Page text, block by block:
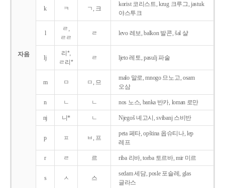
자음
k ㅋ ㄱ, 크
korist 코리스트, krug 크루그, jastuk
야스투크
l
ㄹ,
ㄹㄹ
ㄹ levo 레보, balkon 발콘, šal 샬
lj
리*,
ㄹ리*
ㄹ ljeto 레토, pasulj 파술
m ㅁ ㅁ, 므
malo 말로, mnogo 므노고, osam
오삼
n ㄴ ㄴ nos 노스, banka 반카, loman 로만
nj 니* ㄴ Njegoš 녜고시, svibanj 스비반
p ㅍ ㅂ, 프
peta 페타, opština 옵슈티나, lep
레프
r ㄹ 르 riba 리바, torba 토르바, mir 미르
s ㅅ 스
sedam 세담, posle 포슬레, glas
글라스